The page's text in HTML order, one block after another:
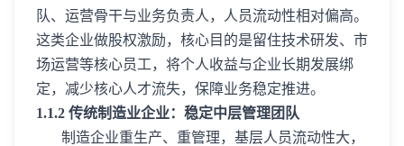
队、运营骨干与业务负责人，人员流动性相对偏高。
这类企业做股权激励，核心目的是留住技术研发、市
场运营等核心员工，将个人收益与企业长期发展绑
定，减少核心人才流失，保障业务稳定推进。
1.1.2 传统制造业企业：稳定中层管理团队
制造企业重生产、重管理，基层人员流动性大，